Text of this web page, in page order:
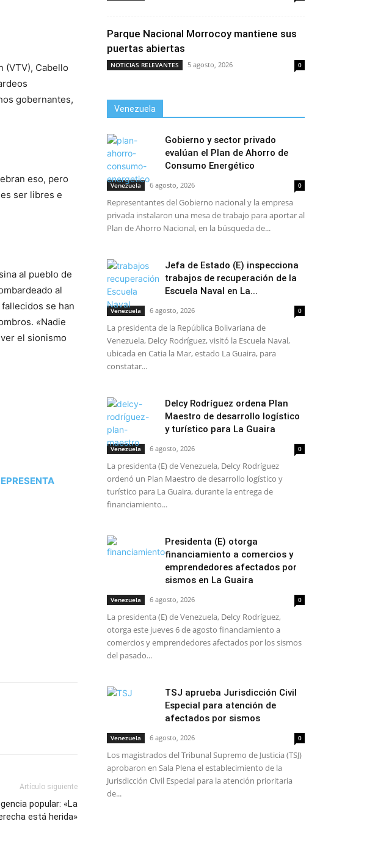
(VTV), Cabello
gobernantes,
eso, pero
ser libres e
al pueblo de
al
se han
«Nadie
el sionismo
Artículo siguiente
popular: «La
está herida»
Parque Nacional Morrocoy mantiene sus
puertas abiertas
NOTICIAS RELEVANTES 5 agosto, 2026 0
Venezuela
Gobierno y sector privado
evalúan el Plan de Ahorro de
Consumo Energético
Venezuela 6 agosto, 2026 0
Representantes del Gobierno nacional y la empresa
privada instalaron una mesa de trabajo para aportar al
Plan de Ahorro Nacional, en la búsqueda de...
Jefa de Estado (E) inspecciona
trabajos de recuperación de la
Escuela Naval en La...
Venezuela 6 agosto, 2026 0
La presidenta de la República Bolivariana de
Venezuela, Delcy Rodríguez, visitó la Escuela Naval,
ubicada en Catia la Mar, estado La Guaira, para
constatar...
Delcy Rodríguez ordena Plan
Maestro de desarrollo logístico
y turístico para La Guaira
Venezuela 6 agosto, 2026 0
La presidenta (E) de Venezuela, Delcy Rodríguez
ordenó un Plan Maestro de desarrollo logístico y
turístico para La Guaira, durante la entrega de
financiamiento...
Presidenta (E) otorga
financiamiento a comercios y
emprendedores afectados por
sismos en La Guaira
Venezuela 6 agosto, 2026 0
La presidenta (E) de Venezuela, Delcy Rodríguez,
otorga este jueves 6 de agosto financiamiento a
comercios y emprendedores afectados por los sismos
del pasado...
TSJ aprueba Jurisdicción Civil
Especial para atención de
afectados por sismos
Venezuela 6 agosto, 2026 0
Los magistrados del Tribunal Supremo de Justicia (TSJ)
aprobaron en Sala Plena el establecimiento de la
Jurisdicción Civil Especial para la atención prioritaria
de...